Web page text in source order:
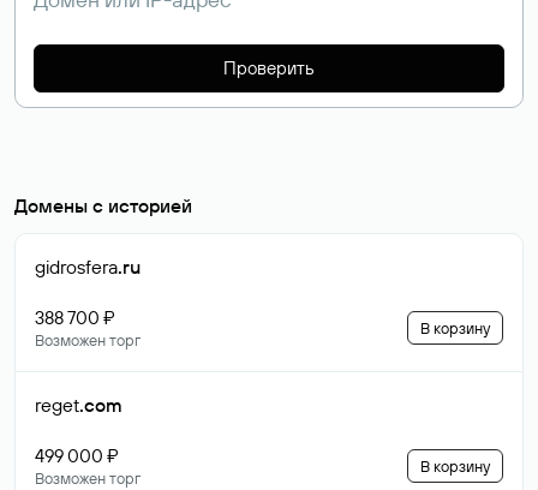
Проверить
Домены с историей
gidrosfera.ru
388 700 ₽
Возможен торг
В корзину
reget.com
499 000 ₽
Возможен торг
В корзину